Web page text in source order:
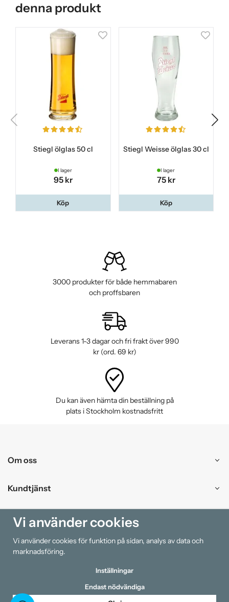
denna produkt
Stiegl ölglas 50 cl
I lager
95 kr
Köp
Stiegl Weisse ölglas 30 cl
I lager
75 kr
Köp
3000 produkter för både hemmabaren
och proffsbaren
Leverans 1-3 dagar och fri frakt över 990
kr (ord. 69 kr)
Du kan även hämta din beställning på
plats i Stockholm kostnadsfritt
Om oss
Kundtjänst
Handla
Information
Vi använder cookies
Vi använder cookies för funktion på sidan, analys av data och
marknadsföring.
Inställningar
Endast nödvändiga